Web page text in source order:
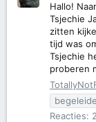
Hallo!
Tsjechie
zitten
tijd was
Tsjechie
proberen
Reacties: